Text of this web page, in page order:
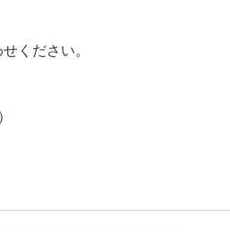
ください。